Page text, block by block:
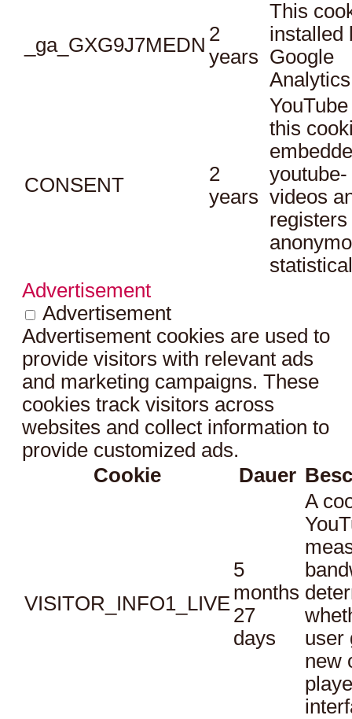
_ga_GXG9J7MEDN 2
years
This
installed
Google
CONSENT
2
years
this
youtube-
videos
registers
Advertisement
Advertisement
Advertisement cookies are used to
provide visitors with relevant ads
and marketing campaigns. These
cookies track visitors across
websites and collect information to
provide customized ads.
Cookie
Dauer
VISITOR_INFO1_LIVE
5
months
27
days
A
user
new